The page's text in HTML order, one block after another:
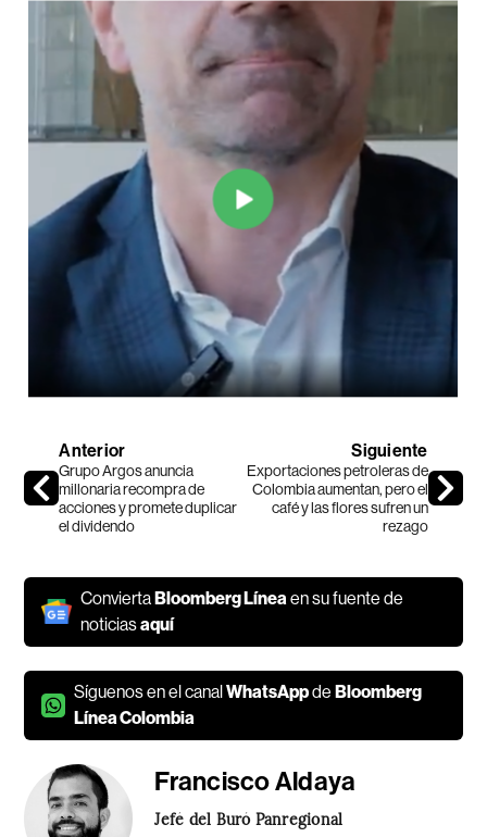
Anterior
Grupo Argos anuncia
millonaria recompra de
acciones y promete duplicar
el dividendo
Siguiente
Exportaciones petroleras de
Colombia aumentan, pero el
café y las flores sufren un
rezago
ConviertaBloomberg Línea en su fuente de
noticiasaquí
Síguenos en el canalWhatsAppdeBloomberg
Línea Colombia
Francisco Aldaya
Jefé del Buró Panregional